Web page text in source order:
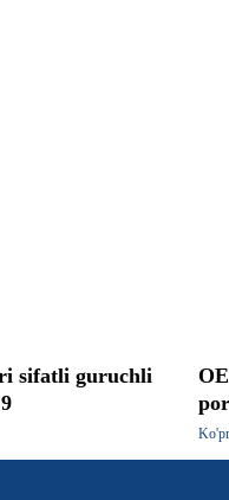
sifatli guruchli